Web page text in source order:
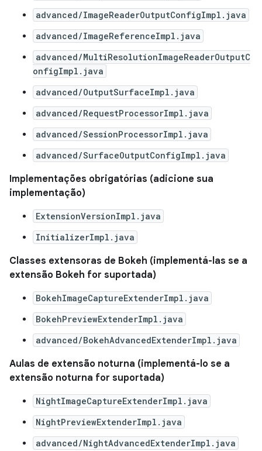
advanced/ImageReaderOutputConfigImpl.java
advanced/ImageReferenceImpl.java
advanced/MultiResolutionImageReaderOutputC
onfigImpl.java
advanced/OutputSurfaceImpl.java
advanced/RequestProcessorImpl.java
advanced/SessionProcessorImpl.java
advanced/SurfaceOutputConfigImpl.java
Implementações obrigatórias (adicione sua
implementação)
ExtensionVersionImpl.java
InitializerImpl.java
Classes extensoras de Bokeh (implementá-las se a
extensão Bokeh for suportada)
BokehImageCaptureExtenderImpl.java
BokehPreviewExtenderImpl.java
advanced/BokehAdvancedExtenderImpl.java
Aulas de extensão noturna (implementá-lo se a
extensão noturna for suportada)
NightImageCaptureExtenderImpl.java
NightPreviewExtenderImpl.java
advanced/NightAdvancedExtenderImpl.java